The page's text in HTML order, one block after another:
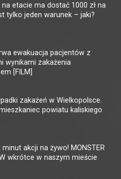
na etacie ma dostać 1000 zł na
tylko jeden warunek – jaki?
ewakuacja pacjentów z
wynikami zakażenia
[FILM]
zakażeń w Wielkopolsce.
powiatu kaliskiego
minut akcji na żywo! MONSTER
wkrótce w naszym mieście